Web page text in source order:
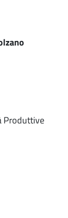
Produttive